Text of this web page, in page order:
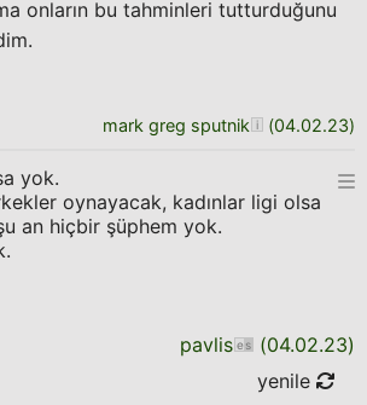
onların bu tahminleri tutturduğunu
mark greg sputnik (04.02.23)
yok.
oynayacak, kadınlar ligi olsa
an hiçbir şüphem yok.
pavlis (04.02.23)
yenile